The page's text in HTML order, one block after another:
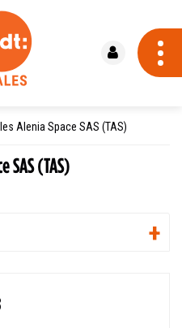
Alenia Space SAS (TAS)
SAS (TAS)